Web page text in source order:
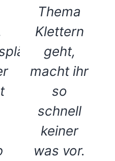
Thema
Klettern
geht,
macht ihr
so
schnell
keiner
was vor.